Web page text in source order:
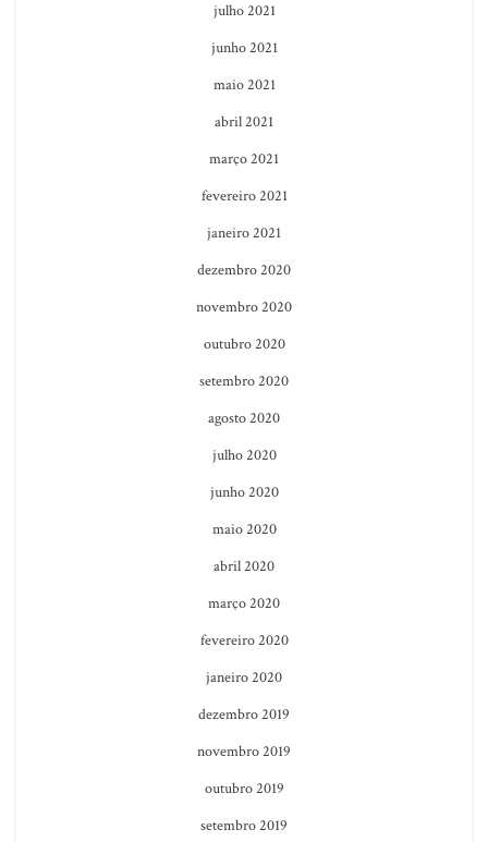
julho 2021
junho 2021
maio 2021
abril 2021
março 2021
fevereiro 2021
janeiro 2021
dezembro 2020
novembro 2020
outubro 2020
setembro 2020
agosto 2020
julho 2020
junho 2020
maio 2020
abril 2020
março 2020
fevereiro 2020
janeiro 2020
dezembro 2019
novembro 2019
outubro 2019
setembro 2019